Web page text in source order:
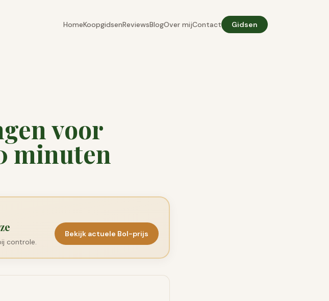
HomeKoopgidsenReviewsBlogOver mijContact Gidsen
voor
minuten
controle.
Bekijk actuele Bol-prijs